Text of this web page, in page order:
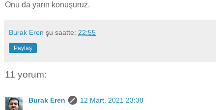
Onu da yarın konuşuruz.
Burak Eren şu saatte: 22:55
Paylaş
11 yorum:
Burak Eren
12 Mart, 2021 23:38